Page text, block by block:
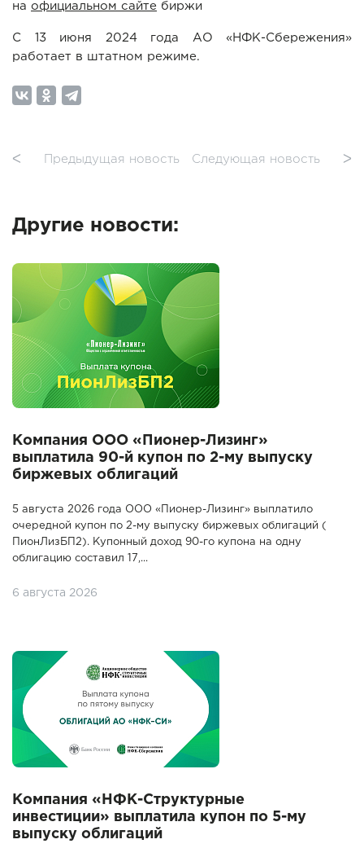
на официальном сайте биржи
С 13 июня 2024 года АО «НФК-Сбережения»
работает в штатном режиме.
ᐸ Предыдущая новость Следующая новость ᐳ
Другие новости:
Компания ООО «Пионер-Лизинг»
выплатила 90-й купон по 2-му выпуску
биржевых облигаций
5 августа 2026 года ООО «Пионер-Лизинг» выплатило
очередной купон по 2-му выпуску биржевых облигаций (
ПионЛизБП2). Купонный доход 90-го купона на одну
облигацию составил 17,...
6 августа 2026
Компания «НФК-Структурные
инвестиции» выплатила купон по 5-му
выпуску облигаций